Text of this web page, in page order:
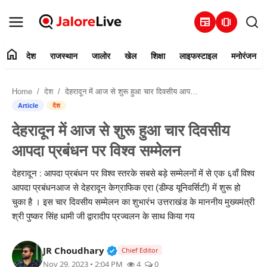
newspaper amp_stories
संपर्क करें
देश
जालोर
खेल
शिक्षा
home देश राजस्थान जालोर खेल शिक्षा लाइफस्टाइल मनोरंजन
Home देश देहरादून में आज से शुरू हुआ चार दिवसीय आपदा प्रबंधन पर विश्व सम्मेलन
Article देश
देहरादून में आज से शुरू हुआ चार दिवसीय
आपदा प्रबंधन पर विश्व सम्मेलन
देहरादून : आपदा प्रबंधन पर विश्व स्तरके सबसे बड़े सम्मेलनों में से एक ६वाँ विश्व
आपदा प्रबंधनआज से देहरादून केग्राफिक एरा (डीम्ड यूनिवर्सिटी) में शुरू हो
चुका है । इस चार दिवसीय सम्मेलन का शुभारंभ उत्तराखंड के माननीय मुख्यमंत्री
श्री पुष्कर सिंह धामी जी द्वारादीप प्रज्वलन के साथ किया गय
JR Choudhary Verified Public Figure • 30 Mar,
Chief Editor
Nov 29, 2023 • 2:04 PM 4 0